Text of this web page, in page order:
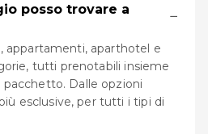
posso trovare a
−
appartamenti, aparthotel e
tutti prenotabili insieme
Dalle opzioni
esclusive, per tutti i tipi di